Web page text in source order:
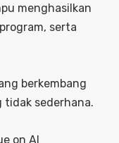
menghasilkan
serta
berkembang
tidak sederhana.
on AI